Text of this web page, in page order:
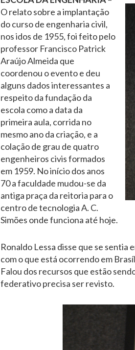
O relato sobre a implantação
do curso de engenharia civil,
nos idos de 1955, foi feito pelo
professor Francisco Patrick
Araújo Almeida que
coordenou o evento e deu
alguns dados interessantes a
respeito da fundação da
escola como a data da
primeira aula, corrida no
mesmo ano da criação, e a
colação de grau de quatro
engenheiros civis formados
em 1959. No início dos anos
70 a faculdade mudou-se da
antiga praça da reitoria para o
centro de tecnologia A. C.
Simões onde funciona até hoje.
Ronaldo Lessa disse que se sentia
com o que está ocorrendo em
Falou dos recursos que estão
federativo precisa ser revisto.